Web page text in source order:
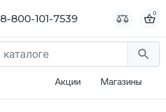
8-800-101-7539 0
Акции Магазины
8-800-101-7539 0